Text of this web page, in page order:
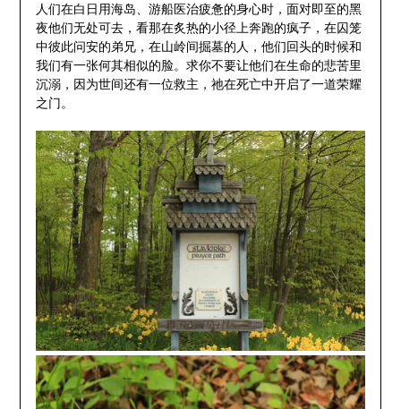
人们在白日用海岛、游船医治疲惫的身心时，面对即至的黑
夜他们无处可去，看那在炙热的小径上奔跑的疯子，在囚笼
中彼此问安的弟兄，在山岭间掘墓的人，他们回头的时候和
我们有一张何其相似的脸。求你不要让他们在生命的悲苦里
沉溺，因为世间还有一位救主，祂在死亡中开启了一道荣耀
之门。